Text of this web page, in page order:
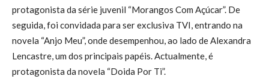
protagonista da série juvenil “Morangos Com Açúcar”. De
seguida, foi convidada para ser exclusiva TVI, entrando na
novela “Anjo Meu”, onde desempenhou, ao lado de Alexandra
Lencastre, um dos principais papéis. Actualmente, é
protagonista da novela “Doida Por Ti”.